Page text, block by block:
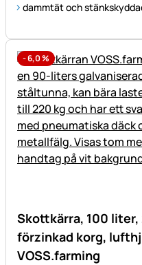
dammtät och
-6,0%
Skottkärra, 100 liter,
förzinkad korg,
VOSS.farming